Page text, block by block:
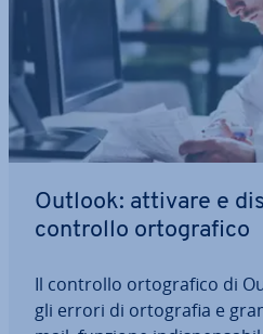
Outlook: attivare e
controllo or­to­gra­fi­co
Il controllo or­to­gra­fi­co di
gli errori di or­to­gra­fia e